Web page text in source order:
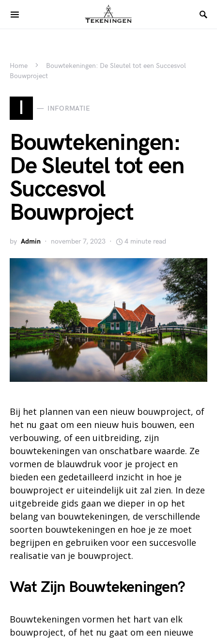
Home
Bouwtekeningen: De Sleutel tot een Succesvol
Bouwproject
I INFORMATIE
Bouwtekeningen:
De Sleutel tot een
Succesvol
Bouwproject
by Admin november 7, 2023 4 minute read
Bij het plannen van een nieuw bouwproject, of
het nu gaat om een nieuw huis bouwen, een
verbouwing, of een uitbreiding, zijn
bouwtekeningen van onschatbare waarde. Ze
vormen de blauwdruk voor je project en
bieden een gedetailleerd inzicht in hoe je
bouwproject er uiteindelijk uit zal zien. In deze
uitgebreide gids gaan we dieper in op het
belang van bouwtekeningen, de verschillende
soorten bouwtekeningen en hoe je ze moet
begrijpen en gebruiken voor een succesvolle
realisatie van je bouwproject.
Wat Zijn Bouwtekeningen?
Bouwtekeningen vormen het hart van elk
bouwproject, of het nu gaat om een nieuwe